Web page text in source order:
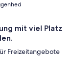
mit viel Platz
Freizeitangebote